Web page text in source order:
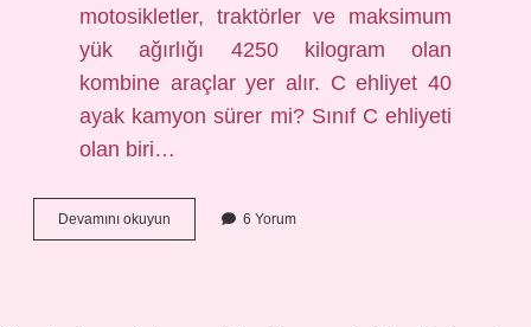
motosikletler, traktörler ve maksimum
yük ağırlığı 4250 kilogram olan
kombine araçlar yer alır. C ehliyet 40
ayak kamyon sürer mi? Sınıf C ehliyeti
olan biri…
Devamını okuyun
Teker
6 Yorum